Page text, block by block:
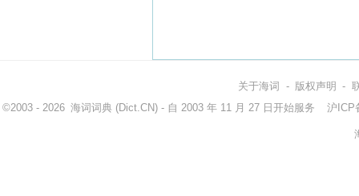
关于海词 - 版权声明 -
©2003 - 2026 海词词典 (Dict.CN) - 自 2003 年 11 月 27 日开始服务 沪ICP